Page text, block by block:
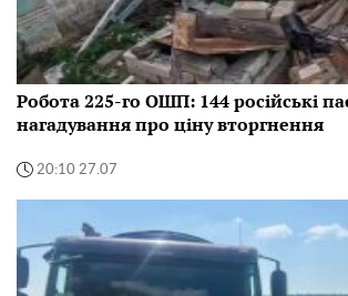
Робота 225-го ОШП: 144 російські
нагадування про ціну вторгнення
20:10 27.07